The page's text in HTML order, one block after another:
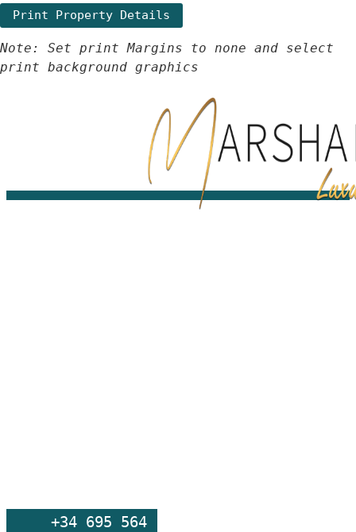
Note: Set print Margins to none and select
print background graphics
+34 695 564